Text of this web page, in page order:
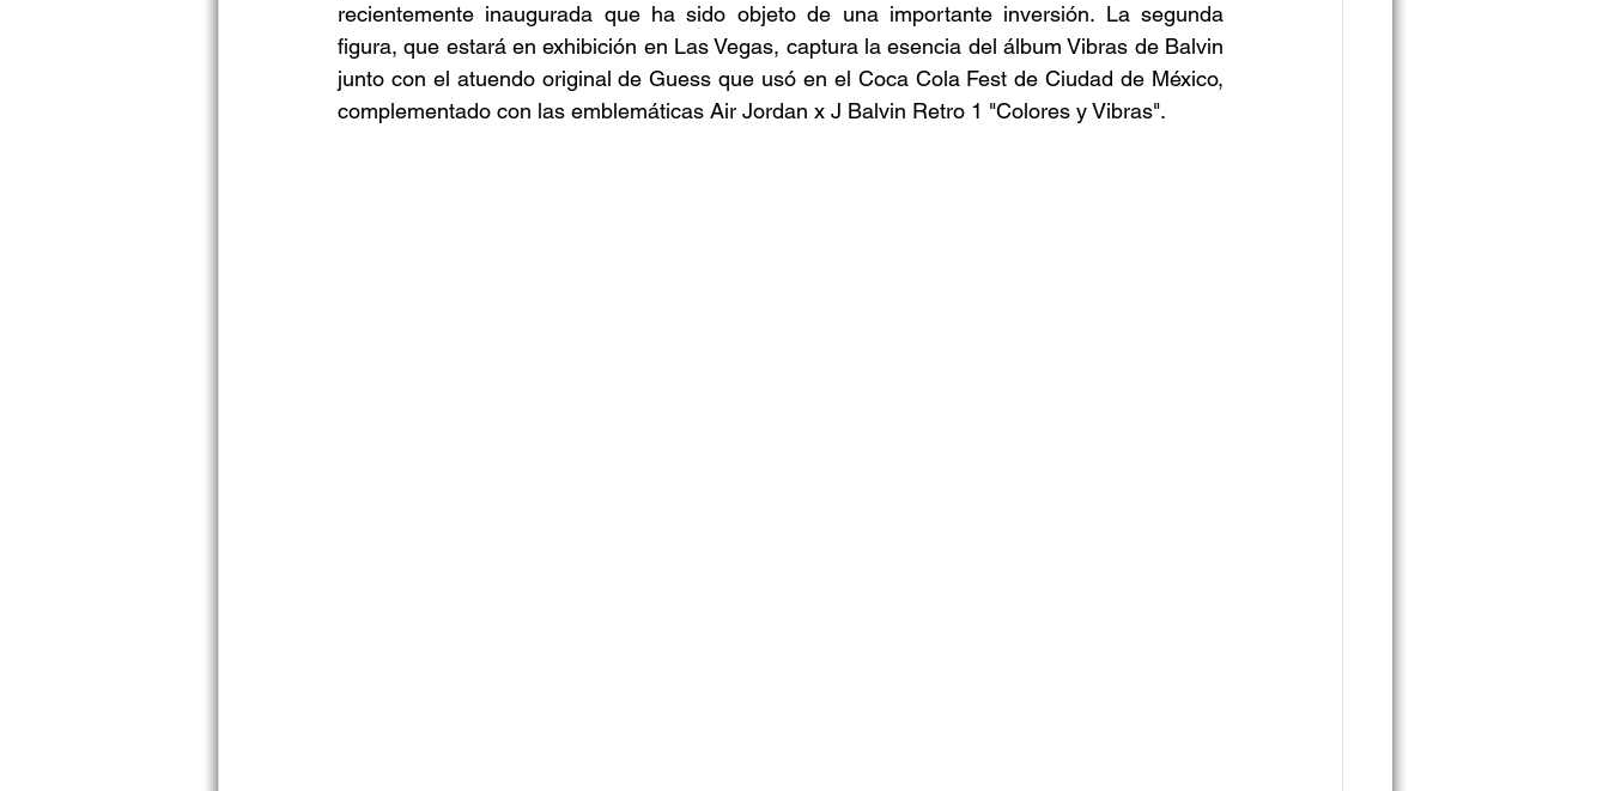
recientemente inaugurada que ha sido objeto de una importante inversión. La segunda
figura, que estará en exhibición en Las Vegas, captura la esencia del álbum Vibras de Balvin
junto con el atuendo original de Guess que usó en el Coca Cola Fest de Ciudad de México,
complementado con las emblemáticas Air Jordan x J Balvin Retro 1 "Colores y Vibras".